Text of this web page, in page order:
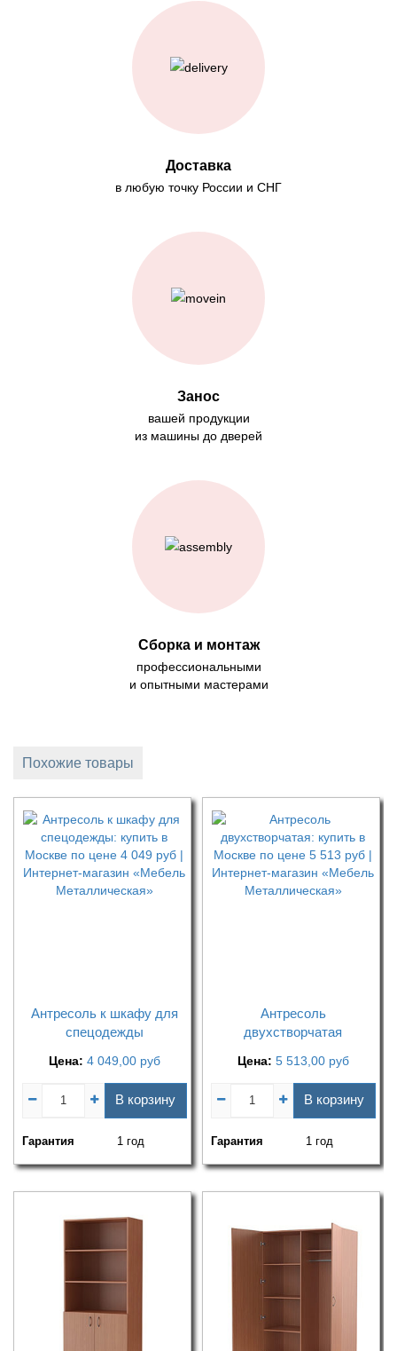
Доставка
в любую точку России и СНГ
Занос
вашей продукции
из машины до дверей
Сборка и монтаж
профессиональными
и опытными мастерами
Похожие товары
Антресоль к шкафу для
спецодежды
Цена: 4 049,00 руб
В корзину
Гарантия 1 год
Антресоль
двухстворчатая
Цена: 5 513,00 руб
В корзину
Гарантия 1 год